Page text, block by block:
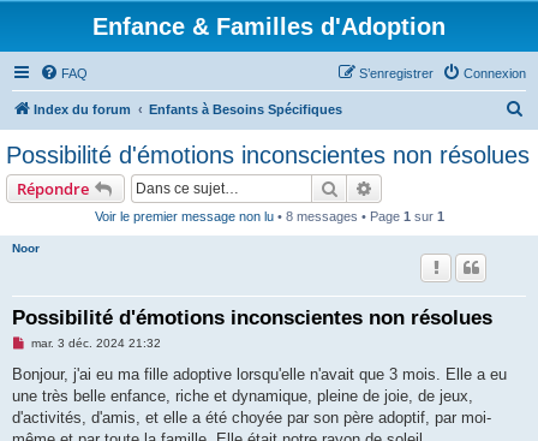
Enfance & Familles d'Adoption
FAQ Connexion
S’enregistrer
Index du forum Enfants à Besoins Spécifiques
c
Possibilité d'émotions inconscientes non résolues
Répondre Rechercher
Voir le premier message non lu• 8 messages • Page 1 sur 1
Noor
Possibilité d'émotions inconscientes non résolues
M
s
a
g
mar. 3 déc. 2024 21:32
Bonjour, j'ai eu ma fille adoptive lorsqu'elle n'avait que 3 mois. Elle a eu
une très belle enfance, riche et dynamique, pleine de joie, de jeux,
d'activités, d'amis, et elle a été choyée par son père adoptif, par moi-